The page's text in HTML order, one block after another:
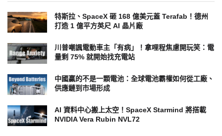
特斯拉、SpaceX 砸 168 億美元蓋 Terafab！德州
打造 1 億平方英尺 AI 晶片廠
川普嘲諷電動車主「有病」！拿哩程焦慮開玩笑：電
量剩 75% 就開始找充電站
中國贏的不是一顆電池：全球電池霸權如何從工廠、
供應鏈到市場形成
AI 資料中心搬上太空！SpaceX Starmind 將搭載
NVIDIA Vera Rubin NVL72